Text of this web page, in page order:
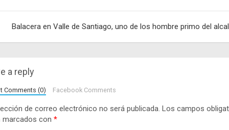
Balacera en Valle de Santiago, uno de los hombre primo del
a reply
Comments (0) Facebook Comments
de correo electrónico no será publicada. Los campos
marcados con *